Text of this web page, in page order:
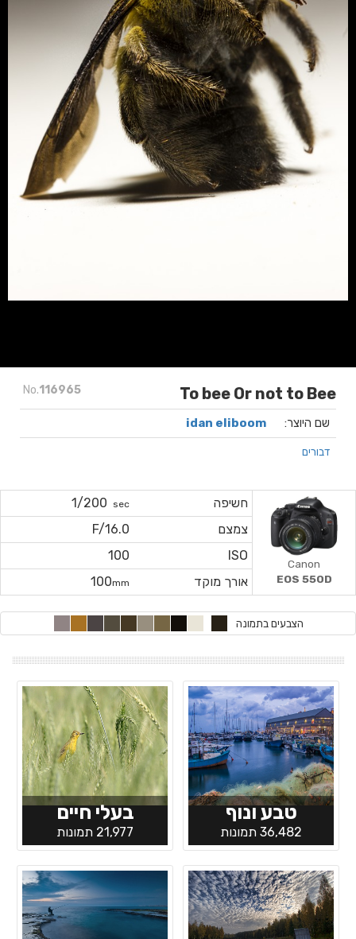
No.116965 To bee Or not to Bee
שם היוצר: idan eliboom
דבורים
חשיפה sec
1/200
צמצם
F/16.0
ISO
100
אורך מוקד
100mm
Canon
EOS 550D
הצבעים בתמונה
טבע ונוף
36,482 תמונות
בעלי חיים
21,977 תמונות